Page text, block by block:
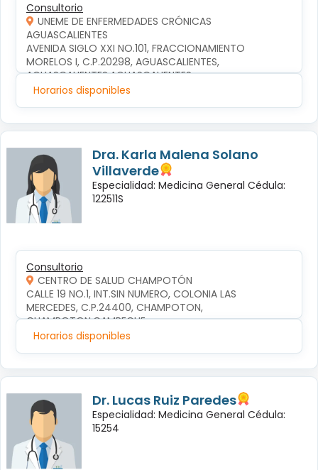
Consultorio
UNEME DE ENFERMEDADES CRÓNICAS
AGUASCALIENTES
AVENIDA SIGLO XXI NO.101, FRACCIONAMIENTO
MORELOS I, C.P.20298, AGUASCALIENTES,
AGUASCALIENTES,AGUASCALIENTES
Horarios disponibles
Dra. Karla Malena Solano
Villaverde
Especialidad: Medicina General Cédula:
122511S
Consultorio
CENTRO DE SALUD CHAMPOTÓN
CALLE 19 NO.1, INT.SIN NUMERO, COLONIA LAS
MERCEDES, C.P.24400, CHAMPOTON,
CHAMPOTON,CAMPECHE
Horarios disponibles
Dr. Lucas Ruiz Paredes
Especialidad: Medicina General Cédula:
15254